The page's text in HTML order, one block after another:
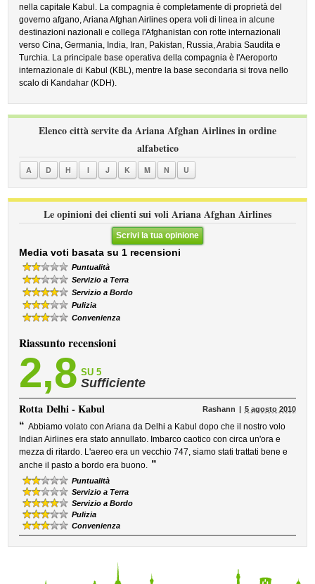
nella capitale Kabul. La compagnia è completamente di proprietà del
governo afgano, Ariana Afghan Airlines opera voli di linea in alcune
destinazioni nazionali e collega l'Afghanistan con rotte internazionali
verso Cina, Germania, India, Iran, Pakistan, Russia, Arabia Saudita e
Turchia. La principale base operativa della compagnia è l'Aeroporto
internazionale di Kabul (KBL), mentre la base secondaria si trova nello
scalo di Kandahar (KDH).
Elenco città servite da Ariana Afghan Airlines in ordine
alfabetico
A D H I J K M N U
Le opinioni dei clienti sui voli Ariana Afghan Airlines
Scrivi la tua opinione
Media voti basata su 1 recensioni
Puntualità
Servizio a Terra
Servizio a Bordo
Pulizia
Convenienza
Riassunto recensioni
2,8 SU 5
Sufficiente
RottaDelhi - Kabul Rashann 5 agosto 2010
“ Abbiamo volato con Ariana da Delhi a Kabul dopo che il nostro volo
Indian Airlines era stato annullato. Imbarco caotico con circa un'ora e
mezza di ritardo. L'aereo era un vecchio 747, siamo stati trattati bene e
anche il pasto a bordo era buono. ”
Puntualità
Servizio a Terra
Servizio a Bordo
Pulizia
Convenienza